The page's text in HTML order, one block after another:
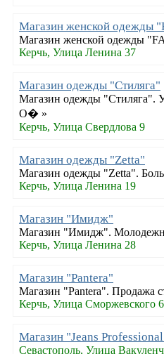
Магазин женской одежды
Магазин женской одежды
Керчь, Улица Ленина 37
Магазин одежды "Стиляга"
Магазин одежды "Стиляга".
О� »
Керчь, Улица Свердлова 9
Магазин одежды "Zetta"
Магазин одежды "Zetta".
Керчь, Улица Ленина 19
Магазин "Имидж"
Магазин "Имидж".
Керчь, Улица Ленина 28
Магазин "Pantera"
Магазин "Pantera". Продажа
Керчь, Улица Сморжевского 6
Магазин "Jeans
Севастополь, Улица